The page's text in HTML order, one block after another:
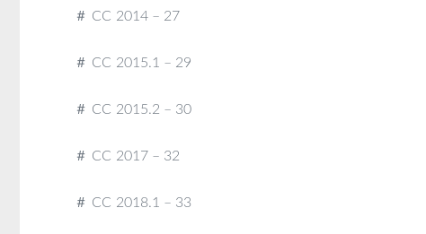
＃ CC 2014 – 27
＃ CC 2015.1 – 29
＃ CC 2015.2 – 30
＃ CC 2017 – 32
＃ CC 2018.1 – 33